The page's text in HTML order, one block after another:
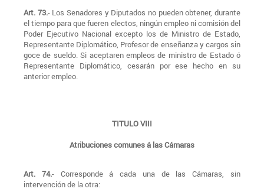
Art. 73.- Los Senadores y Diputados no pueden obtener, durante
el tiempo para que fueren electos, ningún empleo ni comisión del
Poder Ejecutivo Nacional excepto los de Ministro de Estado,
Representante Diplomático, Profesor de enseñanza y cargos sin
goce de sueldo. Si aceptaren empleos de ministro de Estado ó
Representante Diplomático, cesarán por ese hecho en su
anterior empleo.
TITULO VIII
Atribuciones comunes á las Cámaras
Art. 74.- Corresponde á cada una de las Cámaras, sin
intervención de la otra: